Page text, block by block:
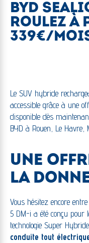
BYD
ROULEZ À
339€/
Le SUV hybride
accessible grâce à une
disponible dès
BYD à Rouen, Le Havre,
UNE
LA
Vous hésitez encore
5 DM-i a été conçu pour
technologie Super
conduite tout